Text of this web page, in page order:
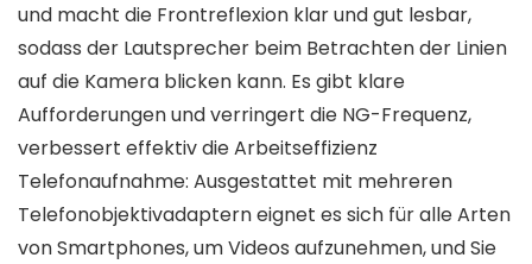
und macht die Frontreflexion klar und gut lesbar,
sodass der Lautsprecher beim Betrachten der Linien
auf die Kamera blicken kann. Es gibt klare
Aufforderungen und verringert die NG-Frequenz,
verbessert effektiv die Arbeitseffizienz
Telefonaufnahme: Ausgestattet mit mehreren
Telefonobjektivadaptern eignet es sich für alle Arten
von Smartphones, um Videos aufzunehmen, und Sie